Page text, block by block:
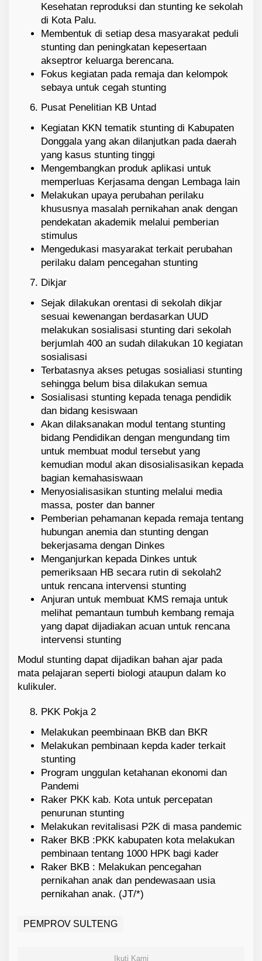
Kesehatan reproduksi dan stunting ke sekolah
di Kota Palu.
Membentuk di setiap desa masyarakat peduli
stunting dan peningkatan kepesertaan
akseptror keluarga berencana.
Fokus kegiatan pada remaja dan kelompok
sebaya untuk cegah stunting
Pusat Penelitian KB Untad
Kegiatan KKN tematik stunting di Kabupaten
Donggala yang akan dilanjutkan pada daerah
yang kasus stunting tinggi
Mengembangkan produk aplikasi untuk
memperluas Kerjasama dengan Lembaga lain
Melakukan upaya perubahan perilaku
khususnya masalah pernikahan anak dengan
pendekatan akademik melalui pemberian
stimulus
Mengedukasi masyarakat terkait perubahan
perilaku dalam pencegahan stunting
Dikjar
Sejak dilakukan orentasi di sekolah dikjar
sesuai kewenangan berdasarkan UUD
melakukan sosialisasi stunting dari sekolah
berjumlah 400 an sudah dilakukan 10 kegiatan
sosialisasi
Terbatasnya akses petugas sosialiasi stunting
sehingga belum bisa dilakukan semua
Sosialisasi stunting kepada tenaga pendidik
dan bidang kesiswaan
Akan dilaksanakan modul tentang stunting
bidang Pendidikan dengan mengundang tim
untuk membuat modul tersebut yang
kemudian modul akan disosialisasikan kepada
bagian kemahasiswaan
Menyosialisasikan stunting melalui media
massa, poster dan banner
Pemberian pehamanan kepada remaja tentang
hubungan anemia dan stunting dengan
bekerjasama dengan Dinkes
Menganjurkan kepada Dinkes untuk
pemeriksaan HB secara rutin di sekolah2
untuk rencana intervensi stunting
Anjuran untuk membuat KMS remaja untuk
melihat pemantaun tumbuh kembang remaja
yang dapat dijadiakan acuan untuk rencana
intervensi stunting
Modul stunting dapat dijadikan bahan ajar pada
mata pelajaran seperti biologi ataupun dalam ko
kulikuler.
PKK Pokja 2
Melakukan peembinaan BKB dan BKR
Melakukan pembinaan kepda kader terkait
stunting
Program unggulan ketahanan ekonomi dan
Pandemi
Raker PKK kab. Kota untuk percepatan
penurunan stunting
Melakukan revitalisasi P2K di masa pandemic
Raker BKB :PKK kabupaten kota melakukan
pembinaan tentang 1000 HPK bagi kader
Raker BKB : Melakukan pencegahan
pernikahan anak dan pendewasaan usia
pernikahan anak. (JT/*)
PEMPROV SULTENG
Ikuti Kami